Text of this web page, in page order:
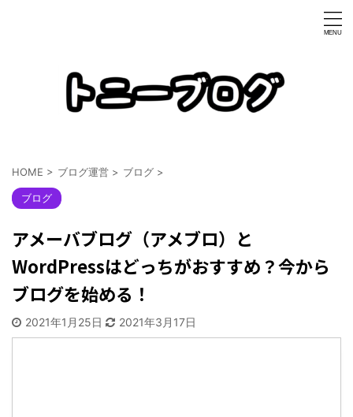
HOME > ブログ運営 > ブログ >
ブログ
アメーバブログ（アメブロ）と
WordPressはどっちがおすすめ？今から
ブログを始める！
2021年1月25日 2021年3月17日